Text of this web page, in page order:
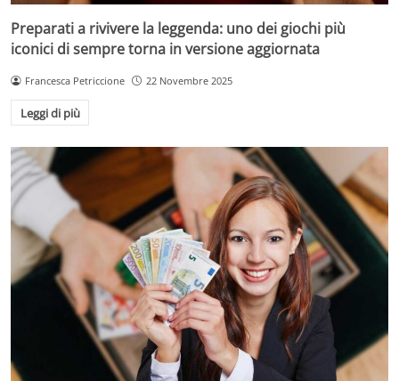
Preparati a rivivere la leggenda: uno dei giochi più
iconici di sempre torna in versione aggiornata
Francesca Petriccione 22 Novembre 2025
Leggi di più